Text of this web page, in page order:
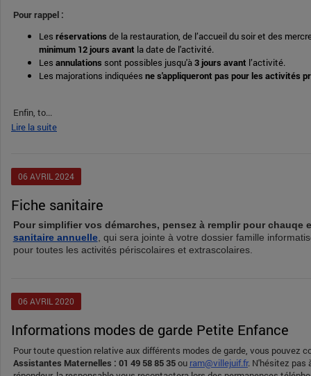
Pour rappel :
Les réservations de la restauration, de l’accueil du soir et des
minimum 12 jours avant la date de l'activité.
Les annulations sont possibles jusqu'à3 jours avant l’activité.
Les majorations indiquées ne s'appliqueront pas pour les activités
Enfin, to...
Lire la suite
06AVRIL 2024
Fiche sanitaire
Pour simplifier vos démarches, pensez à remplir pour chauqe
sanitaire annuelle, qui sera jointe à votre dossier famille
pour toutes les activités périscolaires et extrascolaires.
06AVRIL 2020
Informations modes de garde Petite Enfance
Pour toute question relative aux différents modes de garde, vous pouvez
Assistantes Maternelles : 01 49 58 85 35ou ram@villejuif.fr. N'hésitez pas